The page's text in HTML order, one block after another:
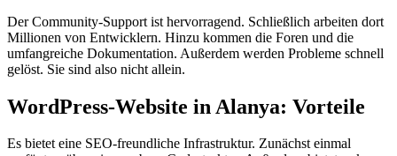
Der Community-Support ist hervorragend. Schließlich arbeiten dort
Millionen von Entwicklern. Hinzu kommen die Foren und die
umfangreiche Dokumentation. Außerdem werden Probleme schnell
gelöst. Sie sind also nicht allein.
WordPress-Website in Alanya: Vorteile
Es bietet eine SEO-freundliche Infrastruktur. Zunächst einmal